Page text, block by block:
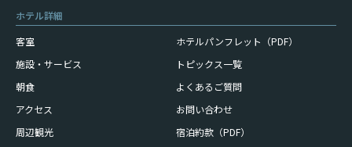
ホテル詳細
客室
施設・サービス
朝食
アクセス
周辺観光
ホテルパンフレット（PDF）
トピックス一覧
よくあるご質問
お問い合わせ
宿泊約款（PDF）